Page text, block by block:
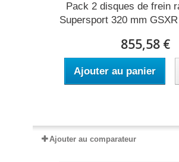
Pack 2 disques de frein
Supersport 320 mm
855,58 €
Ajouter au panier
Ajouter au comparateur